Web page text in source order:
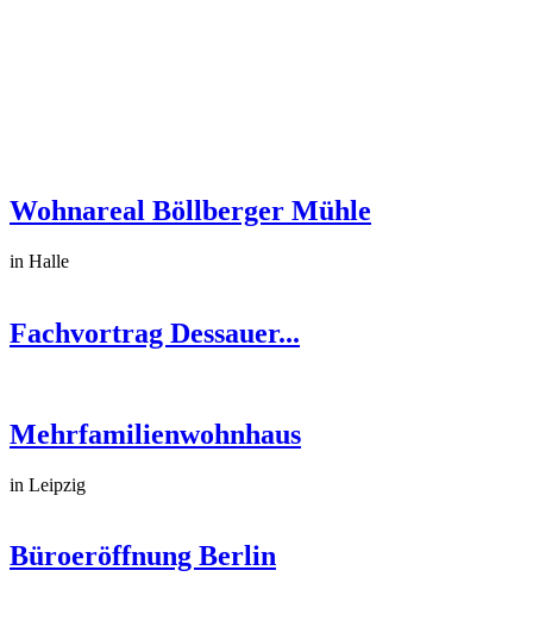
Wohnareal Böllberger Mühle
in Halle
Fachvortrag Dessauer...
Mehrfamilienwohnhaus
in Leipzig
Büroeröffnung Berlin